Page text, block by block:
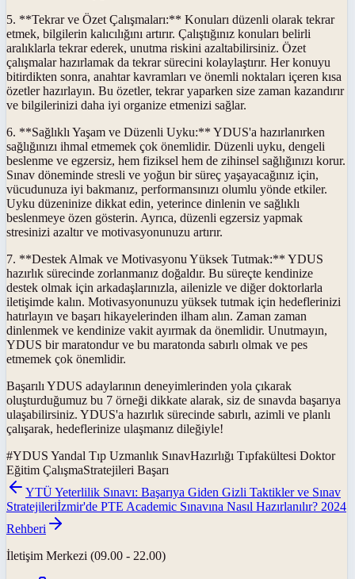
5. **Tekrar ve Özet Çalışmaları:** Konuları düzenli olarak tekrar
etmek, bilgilerin kalıcılığını artırır. Çalıştığınız konuları belirli
aralıklarla tekrar ederek, unutma riskini azaltabilirsiniz. Özet
çalışmalar hazırlamak da tekrar sürecini kolaylaştırır. Her konuyu
bitirdikten sonra, anahtar kavramları ve önemli noktaları içeren kısa
özetler hazırlayın. Bu özetler, tekrar yaparken size zaman kazandırır
ve bilgilerinizi daha iyi organize etmenizi sağlar.
6. **Sağlıklı Yaşam ve Düzenli Uyku:** YDUS'a hazırlanırken
sağlığınızı ihmal etmemek çok önemlidir. Düzenli uyku, dengeli
beslenme ve egzersiz, hem fiziksel hem de zihinsel sağlığınızı korur.
Sınav döneminde stresli ve yoğun bir süreç yaşayacağınız için,
vücudunuza iyi bakmanız, performansınızı olumlu yönde etkiler.
Uyku düzeninize dikkat edin, yeterince dinlenin ve sağlıklı
beslenmeye özen gösterin. Ayrıca, düzenli egzersiz yapmak
stresinizi azaltır ve motivasyonunuzu artırır.
7. **Destek Almak ve Motivasyonu Yüksek Tutmak:** YDUS
hazırlık sürecinde zorlanmanız doğaldır. Bu süreçte kendinize
destek olmak için arkadaşlarınızla, ailenizle ve diğer doktorlarla
iletişimde kalın. Motivasyonunuzu yüksek tutmak için hedeflerinizi
hatırlayın ve başarı hikayelerinden ilham alın. Zaman zaman
dinlenmek ve kendinize vakit ayırmak da önemlidir. Unutmayın,
YDUS bir maratondur ve bu maratonda sabırlı olmak ve pes
etmemek çok önemlidir.
Başarılı YDUS adaylarının deneyimlerinden yola çıkarak
oluşturduğumuz bu 7 örneği dikkate alarak, siz de sınavda başarıya
ulaşabilirsiniz. YDUS'a hazırlık sürecinde sabırlı, azimli ve planlı
çalışarak, hedeflerinize ulaşmanız dileğiyle!
#YDUS Yandal Tıp Uzmanlık SınavHazırlığı Tıpfakültesi Doktor
Eğitim ÇalışmaStratejileri Başarı
YTÜ Yeterlilik Sınavı: Başarıya Giden Gizli Taktikler ve Sınav
Stratejileriİzmir'de PTE Academic Sınavına Nasıl Hazırlanılır? 2024
Rehberi
İletişim Merkezi (09.00 - 22.00)